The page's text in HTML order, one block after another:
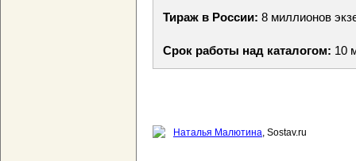
Тираж в России: 8 миллионов
Срок работы над каталогом: 10
Наталья Малютина, Sostav.ru